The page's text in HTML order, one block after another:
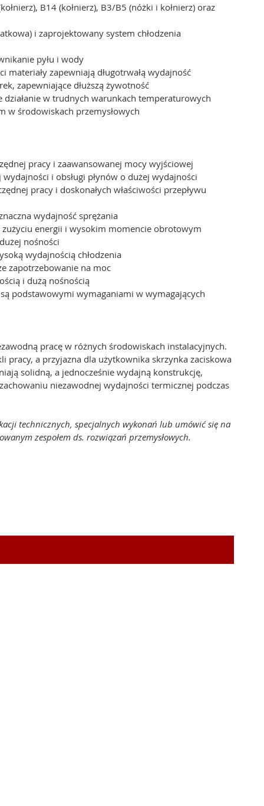
B14 (kołnierz), B3/B5 (nóżki i kołnierz) oraz
i zaprojektowany system chłodzenia
pyłu i wody
zapewniają długotrwałą wydajność
zapewniające dłuższą żywotność
działanie w trudnych warunkach temperaturowych
w środowiskach przemysłowych
pracy i zaawansowanej mocy wyjściowej
i obsługi płynów o dużej wydajności
pracy i doskonałych właściwości przepływu
wydajność sprężania
zużyciu energii i wysokim momencie obrotowym
nośności
wydajnością chłodzenia
zapotrzebowanie na moc
i dużą nośnością
podstawowymi wymaganiami w wymagających
pracę w różnych środowiskach instalacyjnych.
pracy, a przyjazna dla użytkownika skrzynka zaciskowa
solidną, a jednocześnie wydajną konstrukcję,
niezawodnej wydajności termicznej podczas
technicznych, specjalnych wykonań lub umówić się na
zespołem ds. rozwiązań przemysłowych.